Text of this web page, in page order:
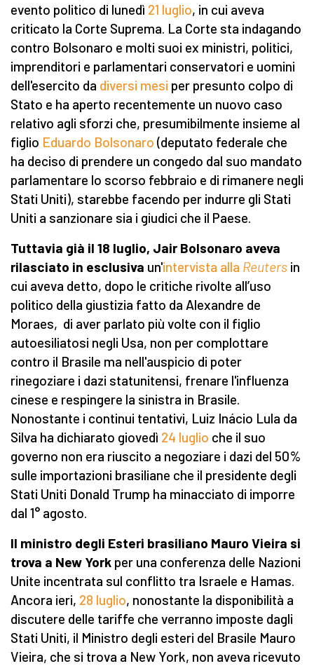
evento politico di lunedì 21 luglio, in cui aveva
criticato la Corte Suprema. La Corte sta indagando
contro Bolsonaro e molti suoi ex ministri, politici,
imprenditori e parlamentari conservatori e uomini
dell'esercito da diversi mesi per presunto colpo di
Stato e ha aperto recentemente un nuovo caso
relativo agli sforzi che, presumibilmente insieme al
figlio Eduardo Bolsonaro (deputato federale che
ha deciso di prendere un congedo dal suo mandato
parlamentare lo scorso febbraio e di rimanere negli
Stati Uniti), starebbe facendo per indurre gli Stati
Uniti a sanzionare sia i giudici che il Paese.
Tuttavia già il 18 luglio, Jair Bolsonaro aveva
rilasciato in esclusiva un'intervista alla Reuters in
cui aveva detto, dopo le critiche rivolte all’uso
politico della giustizia fatto da Alexandre de
Moraes, di aver parlato più volte con il figlio
autoesiliatosi negli Usa, non per complottare
contro il Brasile ma nell'auspicio di poter
rinegoziare i dazi statunitensi, frenare l'influenza
cinese e respingere la sinistra in Brasile.
Nonostante i continui tentativi, Luiz Inácio Lula da
Silva ha dichiarato giovedì 24 luglio che il suo
governo non era riuscito a negoziare i dazi del 50%
sulle importazioni brasiliane che il presidente degli
Stati Uniti Donald Trump ha minacciato di imporre
dal 1° agosto.
Il ministro degli Esteri brasiliano Mauro Vieira si
trova a New York per una conferenza delle Nazioni
Unite incentrata sul conflitto tra Israele e Hamas.
Ancora ieri, 28 luglio, nonostante la disponibilità a
discutere delle tariffe che verranno imposte dagli
Stati Uniti, il Ministro degli esteri del Brasile Mauro
Vieira, che si trova a New York, non aveva ricevuto